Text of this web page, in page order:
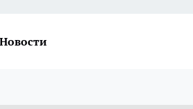
Новости